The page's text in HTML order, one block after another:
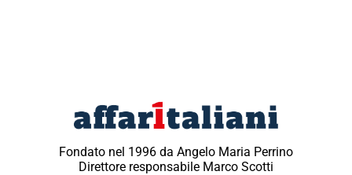
Fondato nel 1996 da Angelo Maria Perrino
Direttore responsabile Marco Scotti